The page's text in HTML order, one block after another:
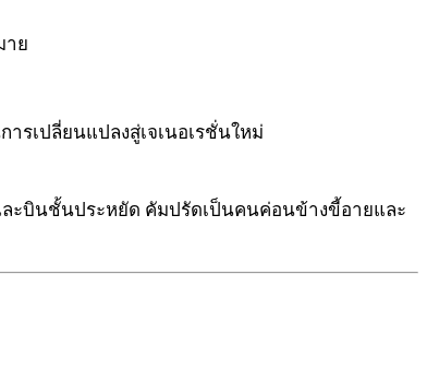
าย
รเปลี่ยนแปลงสู่เจเนอเรชั่นใหม่
ละบินชั้นประหยัด คัมปรัดเป็นคนค่อนข้างขี้อายและ